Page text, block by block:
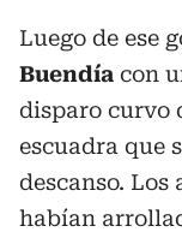
Luego de ese
Buendía con
disparo curvo
escuadra que
descanso. Los
habían